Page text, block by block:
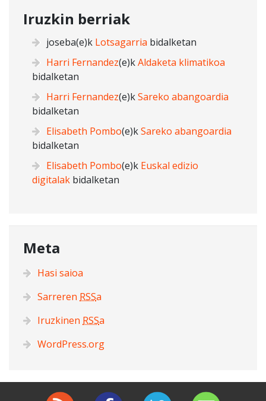
Iruzkin berriak
joseba(e)k Lotsagarria bidalketan
Harri Fernandez(e)kAldaketa klimatikoa
bidalketan
Harri Fernandez(e)kSareko abangoardia
bidalketan
Elisabeth Pombo(e)kSareko abangoardia
bidalketan
Elisabeth Pombo(e)k Euskal edizio
digitalak bidalketan
Meta
Hasi saioa
Sarreren RSSa
Iruzkinen RSSa
WordPress.org